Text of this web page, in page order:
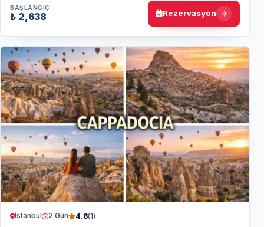
BAŞLANGIÇ
₺ 2,638 Rezervasyon
İstanbul 2 Gün 4.8(1)